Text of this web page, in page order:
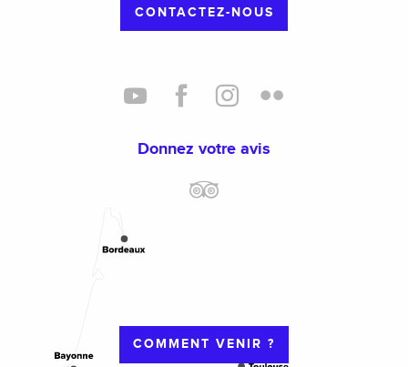
CONTACTEZ-NOUS
Donnez votre avis
COMMENT VENIR ?